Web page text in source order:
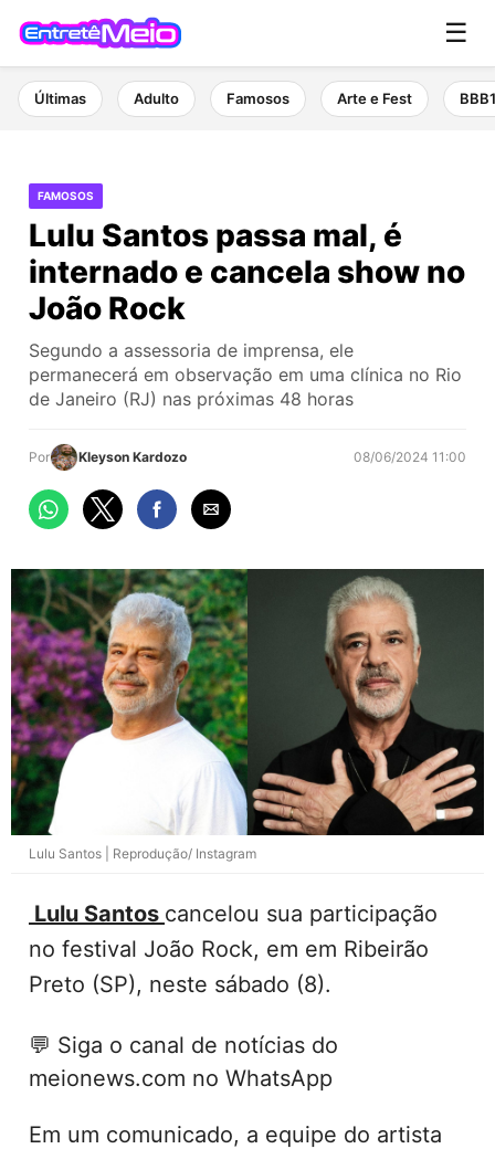
☰
Últimas Adulto Famosos Arte e Fest
FAMOSOS
Lulu Santos passa mal, é
internado e cancela show no
João Rock
Segundo a assessoria de imprensa, ele
permanecerá em observação em uma clínica no Rio
de Janeiro (RJ) nas próximas 48 horas
Por Kleyson Kardozo 08/06/2024 11:00
Lulu Santos | Reprodução/ Instagram
Lulu Santos cancelou sua participação
no festival João Rock, em em Ribeirão
Preto (SP), neste sábado (8).
💬 Siga o canal de notícias do
meionews.com no WhatsApp
Em um comunicado, a equipe do artista